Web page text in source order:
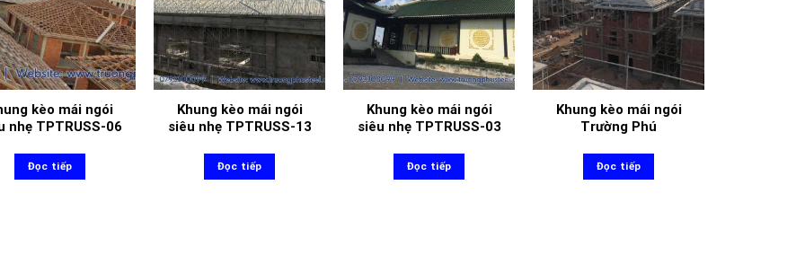
kèo mái ngói
nhẹ TPTRUSS-06
Đọc tiếp
Khung kèo mái ngói
siêu nhẹ TPTRUSS-13
Đọc tiếp
Khung kèo mái ngói
siêu nhẹ TPTRUSS-03
Đọc tiếp
Khung kèo mái ngói
Trường Phú
Đọc tiếp